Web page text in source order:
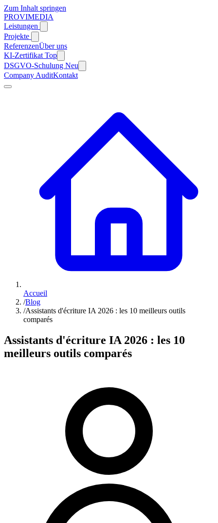
Zum Inhalt springen
PROVIMEDIA
Leistungen
Projekte
ReferenzenÜber uns
KI-Zertifikat Top
DSGVO-Schulung Neu
Company AuditKontakt
Accueil
/Blog
/Assistants d'écriture IA 2026 : les 10 meilleurs outils
comparés
Assistants d'écriture IA 2026 : les 10
meilleurs outils comparés